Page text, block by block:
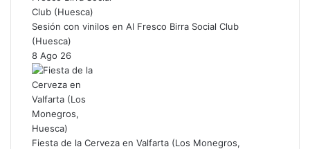
Sesión con vinilos en Al Fresco Birra Social Club
(Huesca)
8 Ago 26
Fiesta de la Cerveza en Valfarta (Los Monegros,